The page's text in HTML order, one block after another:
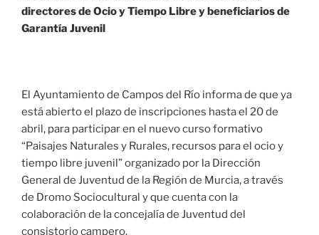
directores de Ocio y Tiempo Libre y beneficiarios de
Garantía Juvenil
El Ayuntamiento de Campos del Río informa de que ya
está abierto el plazo de inscripciones hasta el 20 de
abril, para participar en el nuevo curso formativo
“Paisajes Naturales y Rurales, recursos para el ocio y
tiempo libre juvenil” organizado por la Dirección
General de Juventud de la Región de Murcia, a través
de Dromo Sociocultural y que cuenta con la
colaboración de la concejalía de Juventud del
consistorio campero.